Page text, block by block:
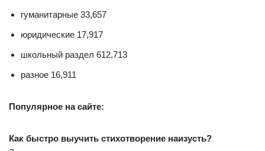
гуманитарные 33,657
юридические 17,917
школьный раздел 612,713
разное 16,911
Популярное на сайте:
Как быстро выучить стихотворение наизусть?